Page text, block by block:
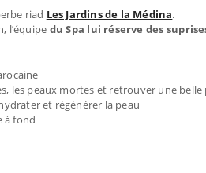
riad Les Jardins de la Médina.
l’équipe du Spa lui réserve des
les peaux mortes et retrouver une belle
et régénérer la peau
à fond